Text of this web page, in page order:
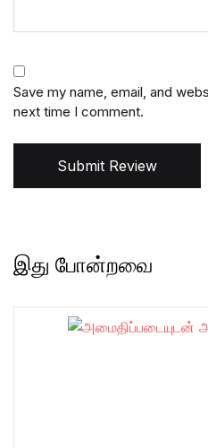
Save my name, email, and
next time I comment.
Submit Review
இது போன்றவை